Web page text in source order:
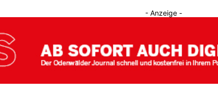
- Anzeige -